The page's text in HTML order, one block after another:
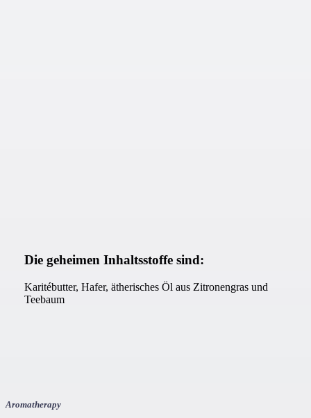
Die geheimen Inhaltsstoffe sind:
Karitébutter, Hafer, ätherisches Öl aus Zitronengras und
Teebaum
Aromatherapy